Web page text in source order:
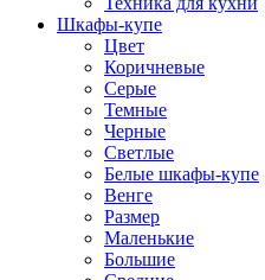
Шкафы-купе
Цвет
Коричневые
Серые
Темные
Черные
Светлые
Белые шкафы-купе
Венге
Размер
Маленькие
Большие